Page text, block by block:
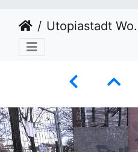
Utopiastadt Workout KW49